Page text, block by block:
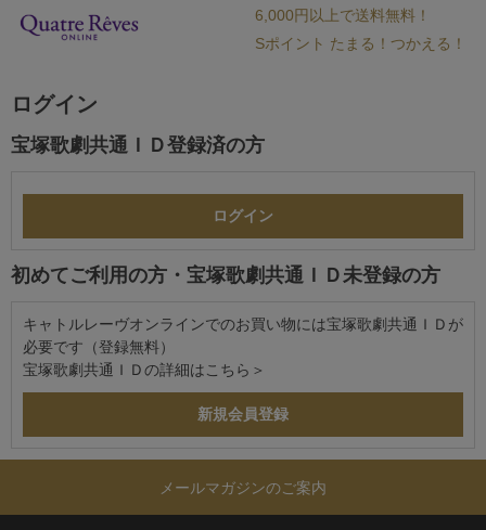
6,000円以上で送料無料！
Sポイント たまる！つかえる！
ログイン
宝塚歌劇共通ＩＤ登録済の方
初めてご利用の方・宝塚歌劇共通ＩＤ未登録の方
キャトルレーヴオンラインでのお買い物には宝塚歌劇共通ＩＤが
必要です（登録無料）
宝塚歌劇共通ＩＤの詳細は こちら＞
メールマガジンのご案内